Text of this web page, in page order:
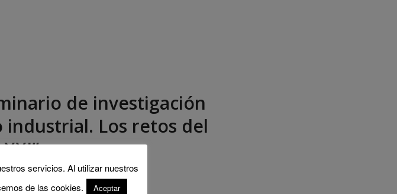
de investigación
industrial. Los retos del
inBlog / byAdministrador IUU
servicios. Al utilizar nuestros
de las cookies.
Aceptar